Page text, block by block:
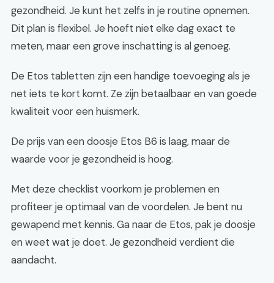
gezondheid. Je kunt het zelfs in je routine opnemen.
Dit plan is flexibel. Je hoeft niet elke dag exact te
meten, maar een grove inschatting is al genoeg.
De Etos tabletten zijn een handige toevoeging als je
net iets te kort komt. Ze zijn betaalbaar en van goede
kwaliteit voor een huismerk.
De prijs van een doosje Etos B6 is laag, maar de
waarde voor je gezondheid is hoog.
Met deze checklist voorkom je problemen en
profiteer je optimaal van de voordelen. Je bent nu
gewapend met kennis. Ga naar de Etos, pak je doosje
en weet wat je doet. Je gezondheid verdient die
aandacht.